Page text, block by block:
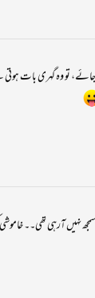
تو وہ گہری بات ہوتی
نہیں آرہی تھی۔۔